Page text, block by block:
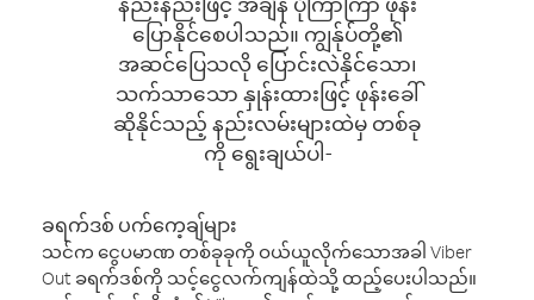
ပြောနိုင်စေပါသည်။ ကျွန်ုပ်တို့၏
အဆင်ပြေသလို ပြောင်းလဲနိုင်သော၊
သက်သာသော နှုန်းထားဖြင့် ဖုန်းခေါ်
ဆိုနိုင်သည့် နည်းလမ်းများထဲမှ တစ်ခု
ကို ရွေးချယ်ပါ-
ခရက်ဒစ် ပက်ကေ့ချ်များ
သင်က ငွေပမာဏ တစ်ခုခုကို ဝယ်ယူလိုက်သောအခါ Viber
Out ခရက်ဒစ်ကို သင့်ငွေလက်ကျန်ထဲသို့ ထည့်ပေးပါသည်။